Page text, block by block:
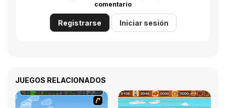
comentario
Registrarse Iniciar sesión
JUEGOS RELACIONADOS